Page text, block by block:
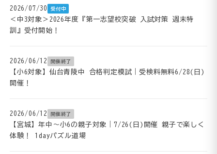
2026/07/30 受付中
＜中3対象＞2026年度『第一志望校突破 入試対策 週末特
訓』受付開始！
2026/06/12 開催終了
【小6対象】仙台青陵中 合格判定模試｜受検料無料6/28(日)
開催！
2026/06/12 開催終了
【宮城】年中～小6の親子対象｜7/26(日)開催 親子で楽しく
体験！ 1dayパズル道場